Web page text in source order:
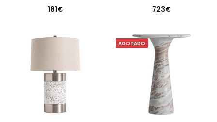
181€
723€
AGOTADO